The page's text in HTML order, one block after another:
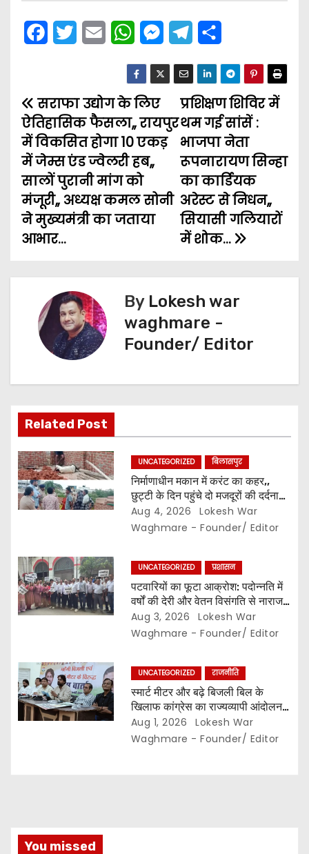
e
b
o
o
k
t
t
e
r
i
l
W
a
t
s
A
p
p
M
s
e
n
e
l
e
g
r
a
m
a
r
e
P
o
s
t
n
v
i
o
n
प्रशिक्षण शिविर में
थम गई सांसें :
भाजपा नेता
रूपनारायण सिन्हा
का कार्डियक
अरेस्ट से निधन,,
सियासी गलियारों
में शोक…
सराफा उद्योग के लिए
ऐतिहासिक फैसला,, रायपुर
में विकसित होगा 10 एकड़
में जेम्स एंड ज्वेलरी हब,,
सालों पुरानी मांग को
मंजूरी,, अध्यक्ष कमल सोनी
ने मुख्यमंत्री का जताया
आभार…
By Lokesh war
waghmare -
Founder/ Editor
Related Post
UNCATEGORIZED बिलासपुर
निर्माणाधीन मकान में करंट का कहर,,
छुट्टी के दिन पहुंचे दो मजदूरों की दर्दनाक
मौत,, सुरक्षा इंतजामों पर उठे सवाल…
Aug 4, 2026
Lokesh War
Waghmare - Founder/ Editor
UNCATEGORIZED प्रशासन
पटवारियों का फूटा आक्रोश: पदोन्नति में
वर्षों की देरी और वेतन विसंगति से नाराज,,
संघ ने कलेक्टर से की तत्काल कार्रवाई की
मांग…
Aug 3, 2026
Lokesh War
Waghmare - Founder/ Editor
UNCATEGORIZED राजनीति
स्मार्ट मीटर और बढ़े बिजली बिल के
खिलाफ कांग्रेस का राज्यव्यापी आंदोलन,,
2 अगस्त से घर-घर अभियान,, दाम घटाने
और 400 यूनिट हाफ योजना बहाल करने
Aug 1, 2026
Lokesh War
Waghmare - Founder/ Editor
You missed